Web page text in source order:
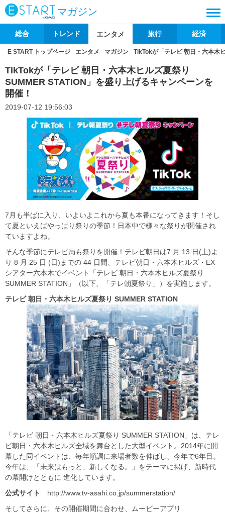
マガジン
総合 トレンド エンタメ 旅行 経済
E START トップページ エンタメ マガジン TikTokが「テレビ 朝日・六本木
TikTokが「テレビ 朝日・六本木ヒルズ夏祭り
SUMMER STATION」を盛り上げるキャンペーンを
開催！
2019-07-12 19:56:03
7月も半ばに入り、いよいよこれから夏も本番になってきます！そし
て夏といえばやっぱり祭りの季節！日本中で様々な祭りが開催され
ていますよね。
そんな季節にテレビ局も祭りを開催！テレビ朝日は7 月 13 日(土)よ
り 8 月 25 日 (日)までの 44 日間、テレビ朝日・六本木ヒルズ・EX
シアター六本木でイベント「テレビ 朝日・六本木ヒルズ夏祭り
SUMMER STATION」（以下、「テレ朝夏祭り」）を実施します。
テレビ朝日・六本木ヒルズ夏祭り SUMMER STATION
「テレビ 朝日・六本木ヒルズ夏祭り SUMMER STATION」は、テレ
ビ朝日・六本木ヒルズ全域を舞台とした大型イベント。2014年に開
幕した同イベントは、毎年順調に来場者数を伸ばし、今年で6年目。
今年は、「未来はもっと、新しくなる。」をテーマに掲げ、新時代
の幕開けとともに 進化しています。
公式サイト
http://www.tv-asahi.co.jp/summerstation/
そしてさらに、その開催期間に合わせ、ムービーアプリ